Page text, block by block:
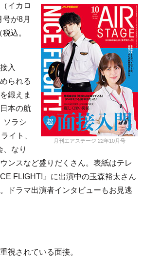
月刊エアステージ 22年10月号
イカロ
が8月
込。
入
られる
鍛えま
本の航
ソラシ
イト、
、なり
ンスなど盛りだくさん。表紙はテレ
FLIGHT!』に出演中の玉森裕太さん
ドラマ出演者インタビューもお見逃
視されている面接。